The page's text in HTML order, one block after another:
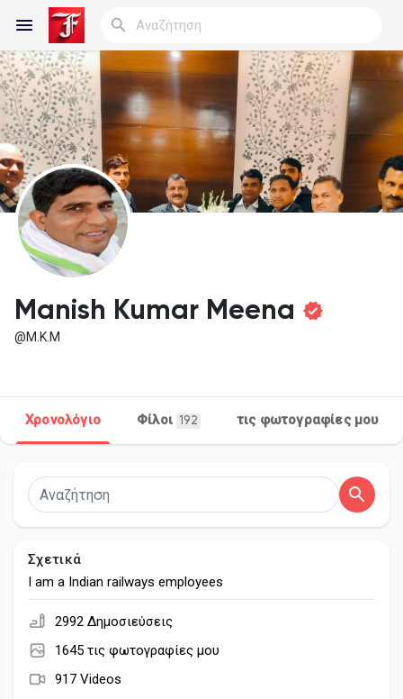
Reels
Ανακάλυψε Blogs
Blogs
Ανακάλυψε Σελίδες
Δημοφιλείς δημοσιεύσεις
Manish Kumar Meena
@M.K.M
Χρονολόγιο Φίλοι 192 τις φωτογραφίες μου
Σχετικά
I am a Indian railways employees
2992 Δημοσιεύσεις
1645 τις φωτογραφίες μου
917 Videos